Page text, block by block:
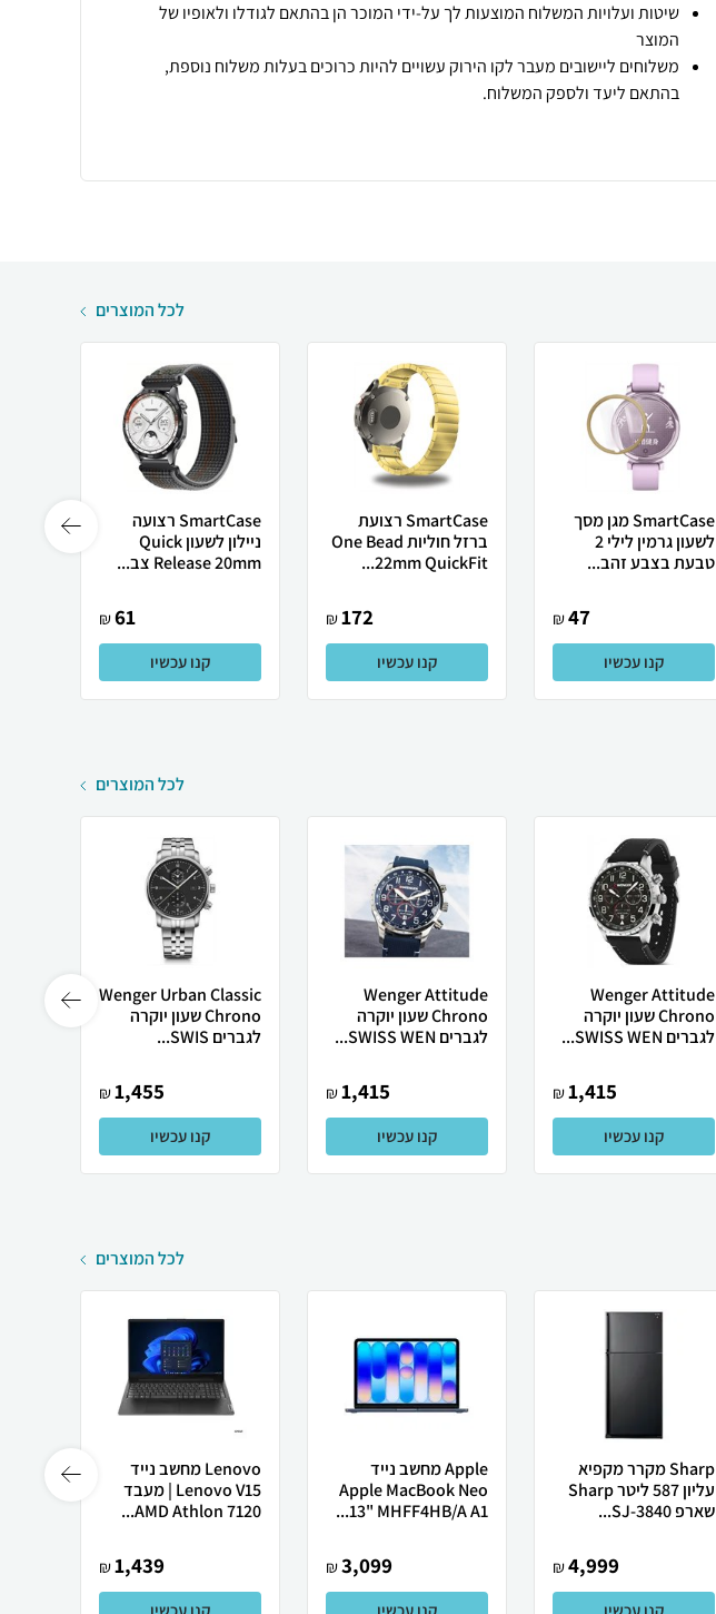
שיטות ועלויות המשלוח המוצעות לך על-ידי המוכר הן בהתאם לגודלו ולאופיו של
המוצר
משלוחים ליישובים מעבר לקו הירוק עשויים להיות כרוכים בעלות משלוח נוספת,
בהתאם ליעד ולספק המשלוח.
לכל המוצרים
SmartCase מגן מסך
לשעון גרמין לילי 2
טבעת בצבע זהב...
47
₪
קנו עכשיו
SmartCase רצועת
ברזל חוליות One Bead
22mm QuickFit...
172
₪
קנו עכשיו
SmartCase רצועה
ניילון לשעון Quick
Release 20mm צב...
61
₪
קנו עכשיו
לכל המוצרים
Wenger Attitude
Chrono שעון יוקרה
לגברים SWISS WEN...
1,415
₪
קנו עכשיו
Wenger Attitude
Chrono שעון יוקרה
לגברים SWISS WEN...
1,415
₪
קנו עכשיו
Wenger Urban Classic
Chrono שעון יוקרה
לגברים SWIS...
1,455
₪
קנו עכשיו
לכל המוצרים
Sharp מקרר מקפיא
עליון 587 ליטר Sharp
שארפ SJ-3840...
4,999
₪
Apple מחשב נייד
Apple MacBook Neo
13" MHFF4HB/A A1...
3,099
₪
Lenovo מחשב נייד
Lenovo V15 | מעבד
AMD Athlon 7120...
1,439
₪